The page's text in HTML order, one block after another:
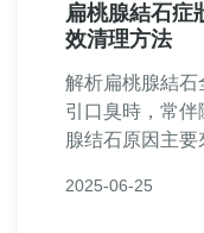
扁桃腺結石症
效清理方法
解析扁桃腺結石
引口臭時，常
腺结石原因主
壓或鹽水漱口，
2025-06-25